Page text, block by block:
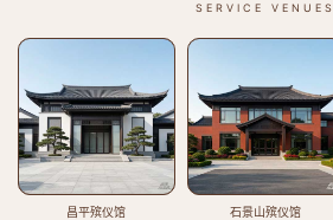
SERVICE VENUES
昌平殡仪馆 石景山殡仪馆